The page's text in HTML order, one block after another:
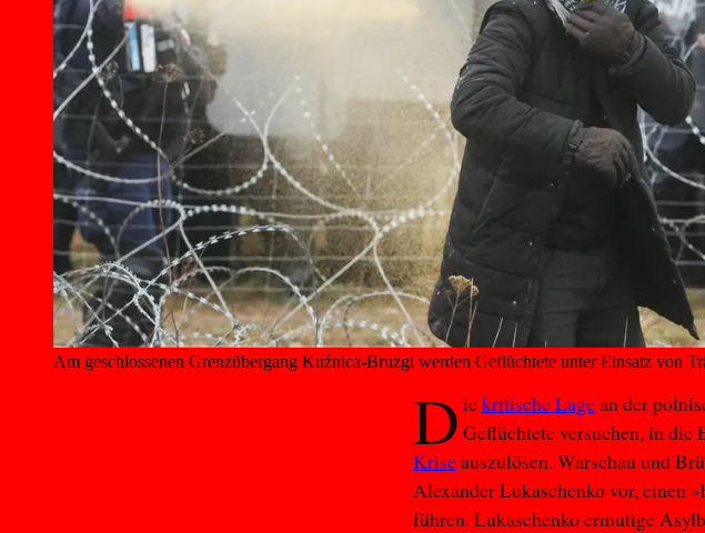
Am geschlossenen Grenzübergang Kuźnica-Bruzgi werden Geflüchtete unter Einsatz von
D iekritische Lagean der
Geflüchtete versuchen, in die
Kriseauszulösen. Warschau und
Alexander Lukaschenko vor, einen
führen. Lukaschenko ermutige